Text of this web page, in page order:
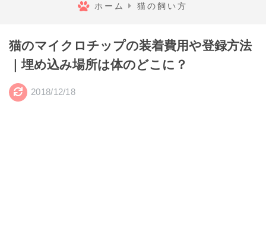
ホーム 猫の飼い方
猫のマイクロチップの装着費用や登録方法
｜埋め込み場所は体のどこに？
2018/12/18